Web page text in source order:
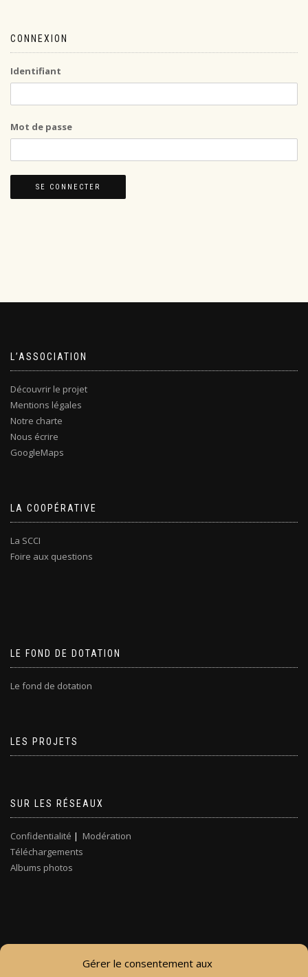
Gérer le consentement aux
CONNEXION
Identifiant
Mot de passe
L’ASSOCIATION
Découvrir le projet
Mentions légales
Notre charte
Nous écrire
GoogleMaps
LA COOPÉRATIVE
La SCCI
Foire aux questions
LE FOND DE DOTATION
Le fond de dotation
LES PROJETS
SUR LES RÉSEAUX
Confidentialité | Modération
Téléchargements
Albums photos